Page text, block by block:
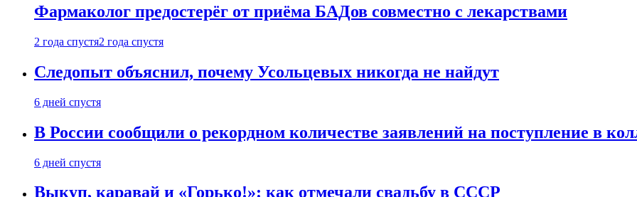
Фармаколог предостерёг от приёма БАДов совместно с лекарствами
2 года спустя2 года спустя
Следопыт объяснил, почему Усольцевых никогда не найдут
6 дней спустя
В России сообщили о рекордном количестве заявлений на поступление в
6 дней спустя
Выкуп, каравай и «Горько!»: как отмечали свадьбу в СССР